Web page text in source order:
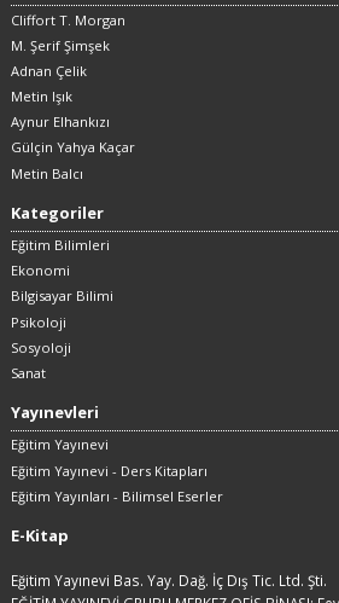
Cliffort T. Morgan
M. Şerif Şimşek
Adnan Çelik
Metin Işık
Aynur Elhankızı
Gülçin Yahya Kaçar
Metin Balcı
Kategoriler
Eğitim Bilimleri
Ekonomi
Bilgisayar Bilimi
Psikoloji
Sosyoloji
Sanat
Yayınevleri
Eğitim Yayınevi
Eğitim Yayınevi - Ders Kitapları
Eğitim Yayınları - Bilimsel Eserler
E-Kitap
Eğitim Yayınevi Bas. Yay. Dağ. İç Dış Tic. Ltd. Şti.